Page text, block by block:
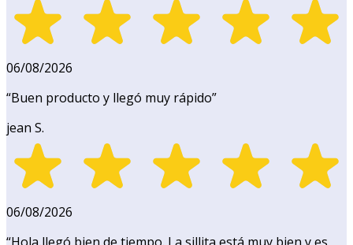
06/08/2026
“Buen producto y llegó muy rápido”
jean S.
06/08/2026